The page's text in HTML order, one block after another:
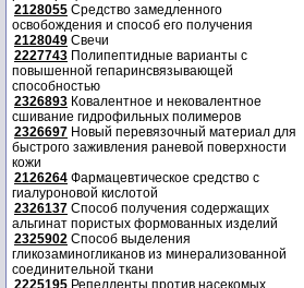
2128055 Средство замедленного
освобождения и способ его получения
2128049 Свечи
2227743 Полипептидные варианты с
повышенной гепаринсвязывающей
способностью
2326893 Ковалентное и нековалентное
сшивание гидрофильных полимеров
2326697 Новый перевязочный материал для
быстрого заживления раневой поверхности
кожи
2126264 Фармацевтическое средство с
гиалуроновой кислотой
2326137 Способ получения содержащих
альгинат пористых формованных изделий
2325902 Способ выделения
гликозаминогликанов из минерализованной
соединительной ткани
2225195 Репелленты против насекомых